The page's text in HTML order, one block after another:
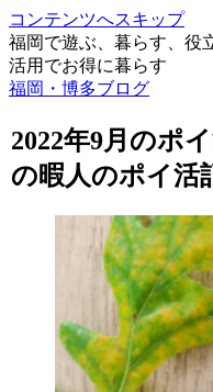
コンテンツへスキップ
福岡で遊ぶ、暮らす、役
活用でお得に暮らす
福岡・博多ブログ
2022年9月のポ
の暇人のポイ活